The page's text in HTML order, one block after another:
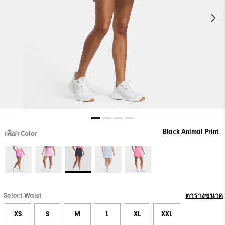
เลือก Color Black Animal Print
Select Waist ตารางขนาด
XS S M L XL XXL